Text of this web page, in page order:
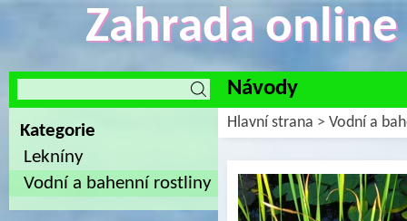
Zahrada
Návody
Kategorie
Lekníny
Vodní a bahenní rostliny
Hlavní strana > Vodní a